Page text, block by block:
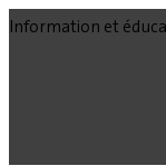
Information et